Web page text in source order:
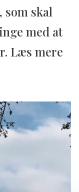
skal
med at
Læs mere